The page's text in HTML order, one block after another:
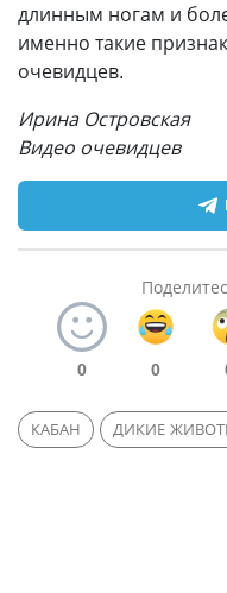
длинным ногам и
именно такие
очевидцев.
Ирина Островская
Видео очевидцев
0 0
КАБАН ДИКИЕ